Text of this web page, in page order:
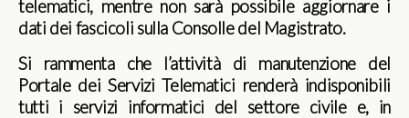
telematici, mentre non sarà possibile aggiornare i
dati dei fascicoli sulla Consolle del Magistrato.
Si rammenta che l’attività di manutenzione del
Portale dei Servizi Telematici renderà indisponibili
tutti i servizi informatici del settore civile e, in